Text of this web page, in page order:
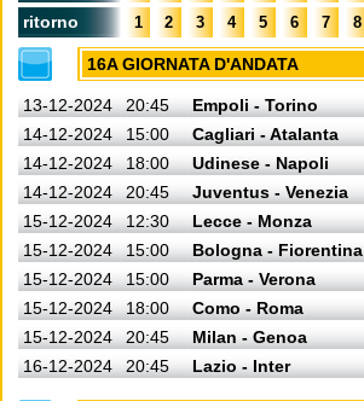
ritorno 1 2 3 4 5 6 7 8
16A GIORNATA D'ANDATA
13-12-2024 20:45
Empoli - Torino
14-12-2024
15:00
Cagliari - Atalanta
14-12-2024
18:00
Udinese - Napoli
14-12-2024
20:45
Juventus - Venezia
15-12-2024
12:30
Lecce - Monza
15-12-2024
15:00
Bologna - Fiorentina
15-12-2024
15:00
Parma - Verona
15-12-2024
18:00
Como - Roma
15-12-2024
20:45
Milan - Genoa
16-12-2024
20:45 Lazio - Inter